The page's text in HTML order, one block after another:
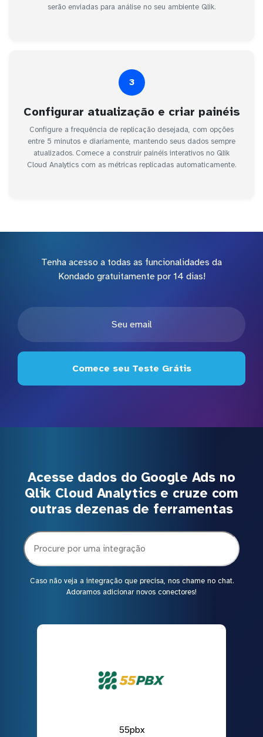
serão enviadas para análise no seu ambiente Qlik.
3
Configurar atualização e criar painéis
Configure a frequência de replicação desejada, com opções
entre 5 minutos e diariamente, mantendo seus dados sempre
atualizados. Comece a construir painéis interativos no Qlik
Cloud Analytics com as métricas replicadas automaticamente.
Tenha acesso a todas as funcionalidades da
Kondado gratuitamente por 14 dias!
Comece seu Teste Grátis
Acesse dados do Google Ads no
Qlik Cloud Analytics e cruze com
outras dezenas de ferramentas
Caso não veja a integração que precisa, nos chame no chat.
Adoramos adicionar novos conectores!
55pbx